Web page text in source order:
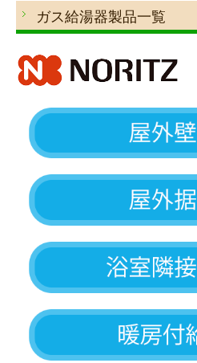
施工事例
お問合せ
ガス給湯器製品一覧